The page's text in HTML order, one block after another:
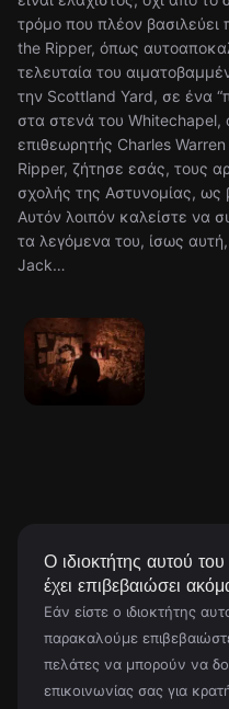
τρόμο που πλέον
the Ripper, όπως
τελευταία του
την Scottland Yard, σε ένα
στα στενά του
επιθεωρητής Charles
Ripper, ζήτησε εσάς, τους
σχολής της Αστυνομίας, ως
Αυτόν λοιπόν καλείστε να
τα λεγόμενα του, ίσως
Jack…
Ο ιδιοκτήτης αυτού
έχει επιβεβαιώσει
Εάν είστε ο ιδιοκτήτης
παρακαλούμε
πελάτες να μπορούν να
επικοινωνίας σας για